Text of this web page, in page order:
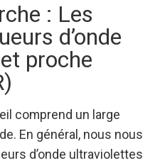
: Les
d’onde
proche
comprend un large
En général, nous nous
d’onde ultraviolettes